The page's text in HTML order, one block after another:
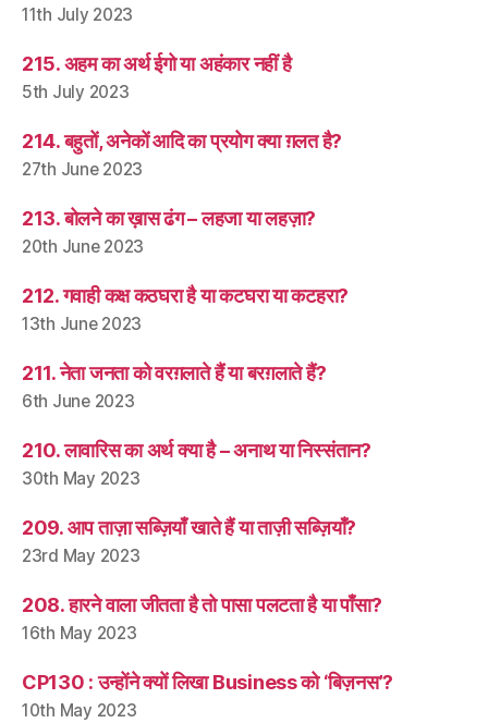
11th July 2023
215. अहम का अर्थ ईगो या अहंकार नहीं है
5th July 2023
214. बहुतों, अनेकों आदि का प्रयोग क्या ग़लत है?
27th June 2023
213. बोलने का ख़ास ढंग – लहजा या लहज़ा?
20th June 2023
212. गवाही कक्ष कठघरा है या कटघरा या कटहरा?
13th June 2023
211. नेता जनता को वरग़लाते हैं या बरग़लाते हैं?
6th June 2023
210. लावारिस का अर्थ क्या है – अनाथ या निस्संतान?
30th May 2023
209. आप ताज़ा सब्ज़ियाँ खाते हैं या ताज़ी सब्ज़ियाँ?
23rd May 2023
208. हारने वाला जीतता है तो पासा पलटता है या पाँसा?
16th May 2023
CP130 : उन्होंने क्यों लिखा Business को ‘बिज़नस’?
10th May 2023